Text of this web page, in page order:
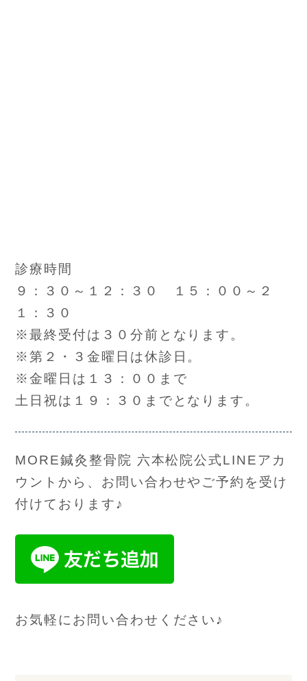
診療時間
９：３０～１２：３０ １５：００～２
１：３０
※最終受付は３０分前となります。
※第２・３金曜日は休診日。
※金曜日は１３：００まで
土日祝は１９：３０までとなります。
MORE鍼灸整骨院 六本松院公式LINEアカ
ウントから、お問い合わせやご予約を受け
付けております♪
お気軽にお問い合わせください♪